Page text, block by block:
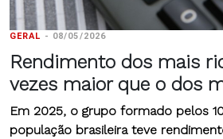
GERAL - 08/05/2026
Rendimento dos mais
vezes maior que o dos
Em 2025, o grupo formado pelos
população brasileira teve